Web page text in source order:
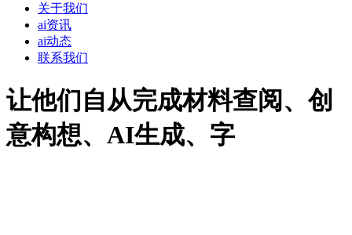
关于我们
ai资讯
ai动态
联系我们
让他们自从完成材料查阅、创
意构想、AI生成、字